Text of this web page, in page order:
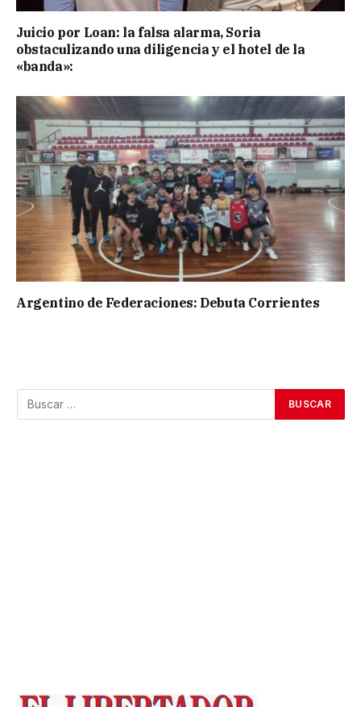
Juicio por Loan: la falsa alarma, Soria
obstaculizando una diligencia y el hotel de la
«banda»:
Argentino de Federaciones: Debuta Corrientes